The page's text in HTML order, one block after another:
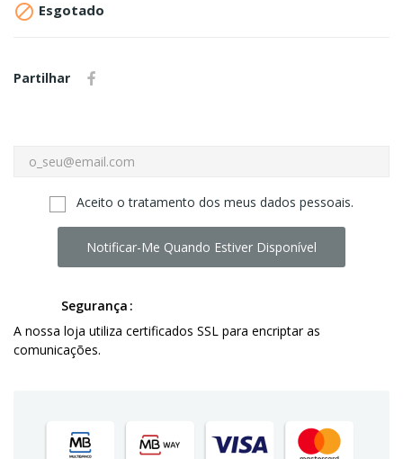
 Esgotado
Partilhar
Aceito o tratamento dos meus dados pessoais.
Notificar-Me Quando Estiver Disponível
Segurança
A nossa loja utiliza certificados SSL para encriptar as
comunicações.